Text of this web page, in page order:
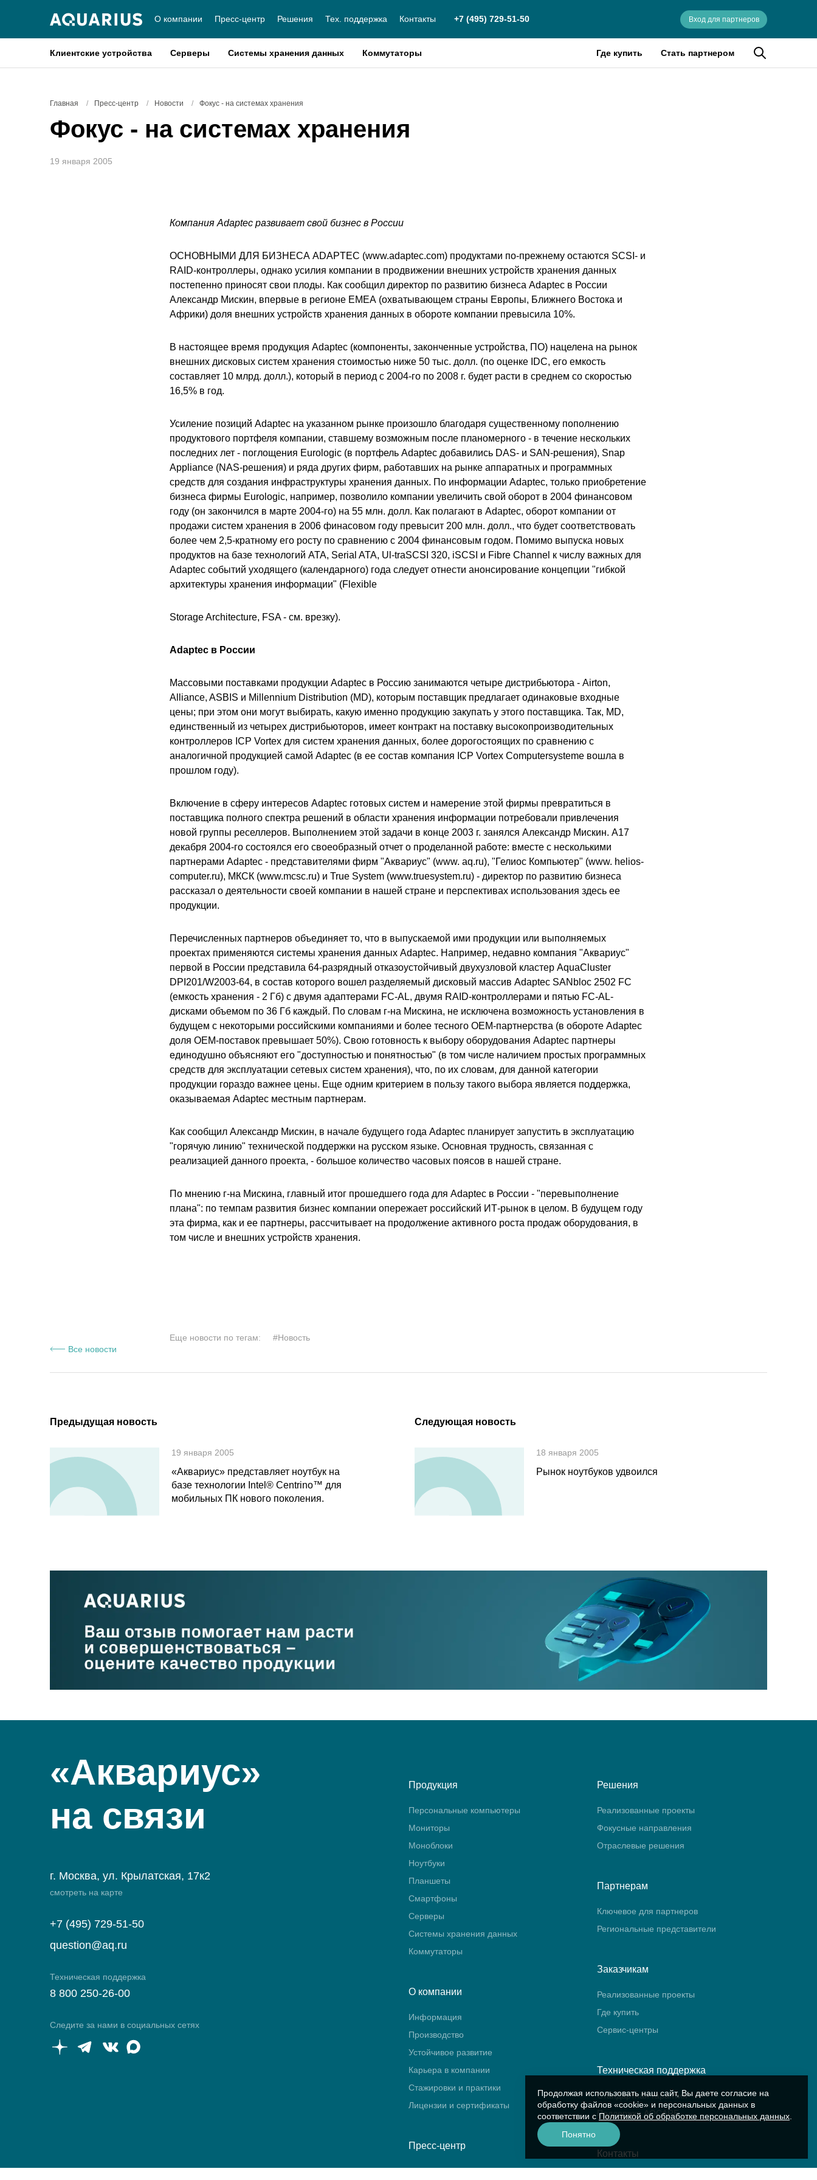
О компании Пресс-центр Решения Тех. поддержка Контакты +7 (495) 729-51-50 Вход для партнеров
Клиентские устройства Серверы Системы хранения данных Коммутаторы Где купить Стать партнером
Главная / Пресс-центр / Новости / Фокус - на системах хранения
Фокус - на системах хранения
19 января 2005
Все новости
Компания Adaptec развивает свой бизнес в России
ОСНОВНЫМИ ДЛЯ БИЗНЕСА ADAPTEC (www.adaptec.com) продуктами по-прежнему остаются SCSI- и
RAID-контроллеры, однако усилия компании в продвижении внешних устройств хранения данных
постепенно приносят свои плоды. Как сообщил директор по развитию бизнеса Adaptec в России
Александр Мискин, впервые в регионе ЕМЕА (охватывающем страны Европы, Ближнего Востока и
Африки) доля внешних устройств хранения данных в обороте компании превысила 10%.
В настоящее время продукция Adaptec (компоненты, законченные устройства, ПО) нацелена на рынок
внешних дисковых систем хранения стоимостью ниже 50 тыс. долл. (по оценке IDC, его емкость
составляет 10 млрд. долл.), который в период с 2004-го по 2008 г. будет расти в среднем со скоростью
16,5% в год.
Усиление позиций Adaptec на указанном рынке произошло благодаря существенному пополнению
продуктового портфеля компании, ставшему возможным после планомерного - в течение нескольких
последних лет - поглощения Eurologic (в портфель Adaptec добавились DAS- и SAN-решения), Snap
Appliance (NAS-решения) и ряда других фирм, работавших на рынке аппаратных и программных
средств для создания инфраструктуры хранения данных. По информации Adaptec, только приобретение
бизнеса фирмы Eurologic, например, позволило компании увеличить свой оборот в 2004 финансовом
году (он закончился в марте 2004-го) на 55 млн. долл. Как полагают в Adaptec, оборот компании от
продажи систем хранения в 2006 финасовом году превысит 200 млн. долл., что будет соответствовать
более чем 2,5-кратному его росту по сравнению с 2004 финансовым годом. Помимо выпуска новых
продуктов на базе технологий ATA, Serial ATA, Ul-traSCSI 320, iSCSI и Fibre Channel к числу важных для
Adaptec событий уходящего (календарного) года следует отнести анонсирование концепции "гибкой
архитектуры хранения информации" (Flexible
Storage Architecture, FSA - см. врезку).
Adaptec в России
Массовыми поставками продукции Adaptec в Россию занимаются четыре дистрибьютора - Airton,
Alliance, ASBIS и Millennium Distribution (MD), которым поставщик предлагает одинаковые входные
цены; при этом они могут выбирать, какую именно продукцию закупать у этого поставщика. Так, MD,
единственный из четырех дистрибьюторов, имеет контракт на поставку высокопроизводительных
контроллеров ICP Vortex для систем хранения данных, более дорогостоящих по сравнению с
аналогичной продукцией самой Adaptec (в ее состав компания ICP Vortex Computersysteme вошла в
прошлом году).
Включение в сферу интересов Adaptec готовых систем и намерение этой фирмы превратиться в
поставщика полного спектра решений в области хранения информации потребовали привлечения
новой группы реселлеров. Выполнением этой задачи в конце 2003 г. занялся Александр Мискин. А17
декабря 2004-го состоялся его своеобразный отчет о проделанной работе: вместе с несколькими
партнерами Adaptec - представителями фирм "Аквариус" (www. aq.ru), "Гелиос Компьютер" (www. helios-
computer.ru), МКСК (www.mcsc.ru) и True System (www.truesystem.ru) - директор по развитию бизнеса
рассказал о деятельности своей компании в нашей стране и перспективах использования здесь ее
продукции.
Перечисленных партнеров объединяет то, что в выпускаемой ими продукции или выполняемых
проектах применяются системы хранения данных Adaptec. Например, недавно компания "Аквариус"
первой в России представила 64-разрядный отказоустойчивый двухузловой кластер AquaCluster
DPI201/W2003-64, в состав которого вошел разделяемый дисковый массив Adaptec SANbloc 2502 FC
(емкость хранения - 2 Гб) с двумя адаптерами FC-AL, двумя RAID-контроллерами и пятью FC-AL-
дисками объемом по 36 Гб каждый. По словам г-на Мискина, не исключена возможность установления в
будущем с некоторыми российскими компаниями и более тесного OEM-партнерства (в обороте Adaptec
доля OEM-поставок превышает 50%). Свою готовность к выбору оборудования Adaptec партнеры
единодушно объясняют его "доступностью и понятностью" (в том числе наличием простых программных
средств для эксплуатации сетевых систем хранения), что, по их словам, для данной категории
продукции гораздо важнее цены. Еще одним критерием в пользу такого выбора является поддержка,
оказываемая Adaptec местным партнерам.
Как сообщил Александр Мискин, в начале будущего года Adaptec планирует запустить в эксплуатацию
"горячую линию" технической поддержки на русском языке. Основная трудность, связанная с
реализацией данного проекта, - большое количество часовых поясов в нашей стране.
По мнению г-на Мискина, главный итог прошедшего года для Adaptec в России - "перевыполнение
плана": по темпам развития бизнес компании опережает российский ИТ-рынок в целом. В будущем году
эта фирма, как и ее партнеры, рассчитывает на продолжение активного роста продаж оборудования, в
том числе и внешних устройств хранения.
Еще новости по тегам: #Новость
Предыдущая новость
19 января 2005
«Аквариус» представляет ноутбук на
базе технологии Intel® Centrino™ для
мобильных ПК нового поколения.
Следующая новость
18 января 2005
Рынок ноутбуков удвоился
«Аквариус»
на связи
г. Москва, ул. Крылатская, 17к2
смотреть на карте
+7 (495) 729-51-50
question@aq.ru
Техническая поддержка
8 800 250-26-00
Следите за нами в социальных сетях
Продукция
Персональные компьютеры
Мониторы
Моноблоки
Ноутбуки
Планшеты
Смартфоны
Серверы
Системы хранения данных
Коммутаторы
О компании
Информация
Производство
Устойчивое развитие
Карьера в компании
Стажировки и практики
Лицензии и сертификаты
Пресс-центр
Новости
Решения
Реализованные проекты
Фокусные направления
Отраслевые решения
Партнерам
Ключевое для партнеров
Региональные представители
Заказчикам
Реализованные проекты
Где купить
Сервис-центры
Техническая поддержка
Стандартная гарантия
Поддержка AQCARE
Контакты
Продолжая использовать наш сайт, Вы даете согласие на
обработку файлов «cookie» и персональных данных в
соответствии сПолитикой об обработке персональных данных
Понятно